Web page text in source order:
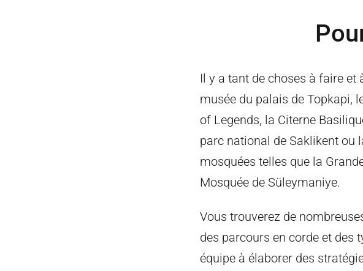
Il y a tant de choses à faire et
musée du palais de Topkapi,
of Legends, la Citerne
parc national de Saklikent ou
mosquées telles que la
Mosquée de Süleymaniye.
Vous trouverez de
des parcours en corde et des
équipe à élaborer des